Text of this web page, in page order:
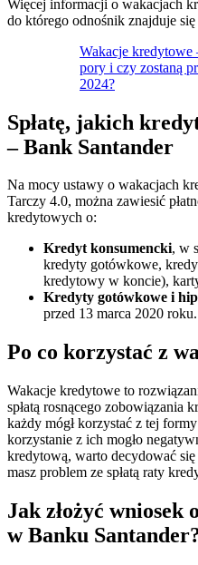
Więcej informacji o wakacjach
do którego odnośnik znajduje
Wakacje kredytowe
pory i czy zostaną
2024?
Spłatę, jakich
– Bank Santander
Na mocy ustawy o wakacjach
Tarczy 4.0, można zawiesić
kredytowych o:
Kredyt konsumencki, w
kredyty gotówkowe,
kredytowy w koncie),
Kredyty gotówkowe i
przed 13 marca 2020 roku.
Po co korzystać z
Wakacje kredytowe to
spłatą rosnącego zobowiązania
każdy mógł korzystać z tej
korzystanie z ich mogło
kredytową, warto decydować
masz problem ze spłatą raty
Jak złożyć wniosek
w Banku